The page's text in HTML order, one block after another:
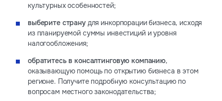
культурных особенностей;
выберите странудля инкорпорации бизнеса, исходя
из планируемой суммы инвестиций и уровня
налогообложения;
обратитесь в консалтинговую компанию,
оказывающую помощь по открытию бизнеса в этом
регионе. Получите подробную консультацию по
вопросам местного законодательства;